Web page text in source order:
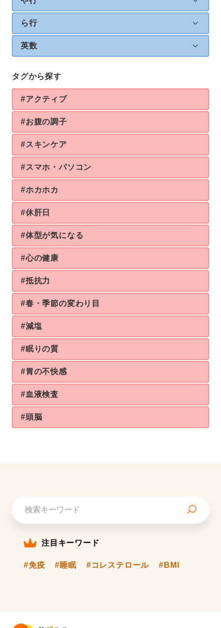
ら行
英数
タグから探す
#アクティブ
#お腹の調子
#スキンケア
#スマホ・パソコン
#ホカホカ
#休肝日
#体型が気になる
#心の健康
#抵抗力
#春・季節の変わり目
#減塩
#眠りの質
#胃の不快感
#血液検査
#頭脳
注目キーワード
#免疫 #睡眠 #コレステロール #BMI